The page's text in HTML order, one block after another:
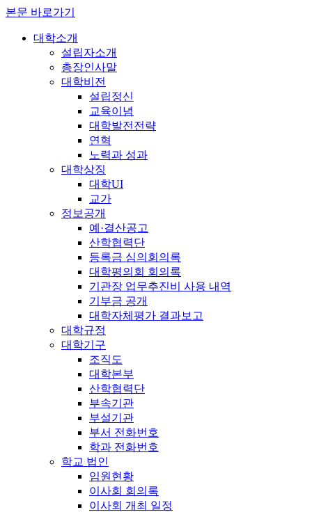
본문 바로가기
대학소개
설립자소개
총장인사말
대학비전
설립정신
교육이념
대학발전전략
연혁
노력과 성과
대학상징
대학UI
교가
정보공개
예·결산공고
산학협력단
등록금 심의회의록
대학평의회 회의록
기관장 업무추진비 사용 내역
기부금 공개
대학자체평가 결과보고
대학규정
대학기구
조직도
대학본부
산학협력단
부속기관
부설기관
부서 전화번호
학과 전화번호
학교 법인
임원현황
이사회 회의록
이사회 개최 일정